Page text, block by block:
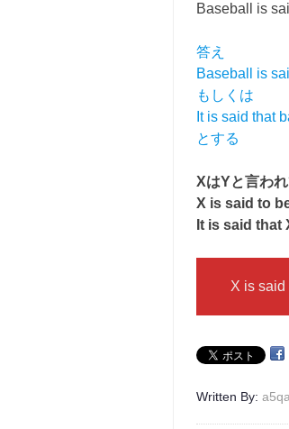
Baseball is
答え
Baseball is
もしくは
It is said that
とする
XはYと言わ
X is said to
It is said that
X is said
Written By: a5qa